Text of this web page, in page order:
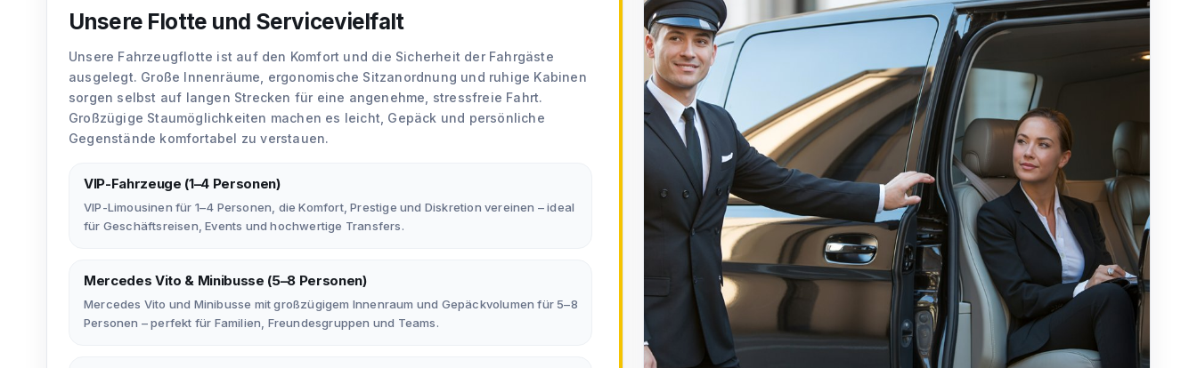
garantieren wir Transparenz, Nachvollziehbarkeit und Sicherheit.
Kundenzufriedenheit und kontinuierliche Kontrolle
Mit über 95 % Kundenzufriedenheit, tausenden positiven Bewertungen und einem
Bewertungssystem, das Fahrzeuge und Fahrer laufend überwacht, stellen wir
gleichbleibend hohe Qualität und Sicherheit sicher.
Unsere Flotte und Servicevielfalt
Unsere Fahrzeugflotte ist auf den Komfort und die Sicherheit der Fahrgäste
ausgelegt. Große Innenräume, ergonomische Sitzanordnung und ruhige Kabinen
sorgen selbst auf langen Strecken für eine angenehme, stressfreie Fahrt.
Großzügige Staumöglichkeiten machen es leicht, Gepäck und persönliche
Gegenstände komfortabel zu verstauen.
VIP-Fahrzeuge (1–4 Personen)
VIP-Limousinen für 1–4 Personen, die Komfort, Prestige und Diskretion vereinen – ideal
für Geschäftsreisen, Events und hochwertige Transfers.
Mercedes Vito & Minibusse (5–8 Personen)
Mercedes Vito und Minibusse mit großzügigem Innenraum und Gepäckvolumen für 5–8
Personen – perfekt für Familien, Freundesgruppen und Teams.